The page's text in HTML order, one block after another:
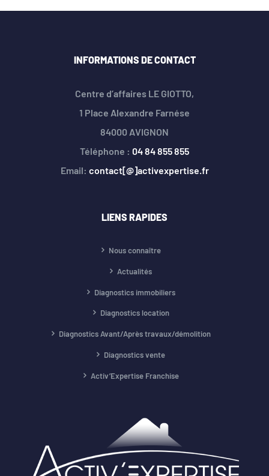
INFORMATIONS DE CONTACT
Centre d’affaires LE GIOTTO,
1 Place Alexandre Farnése
84000 AVIGNON
Téléphone : 04 84 855 855
Email: contact[@]activexpertise.fr
LIENS RAPIDES
Nous connaître
Actualités
Diagnostics immobiliers
Diagnostics location
Diagnostics Avant/Après travaux/démolition
Diagnostics vente
Activ’Expertise Franchise